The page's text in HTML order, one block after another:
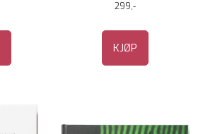
299,-
KJØP